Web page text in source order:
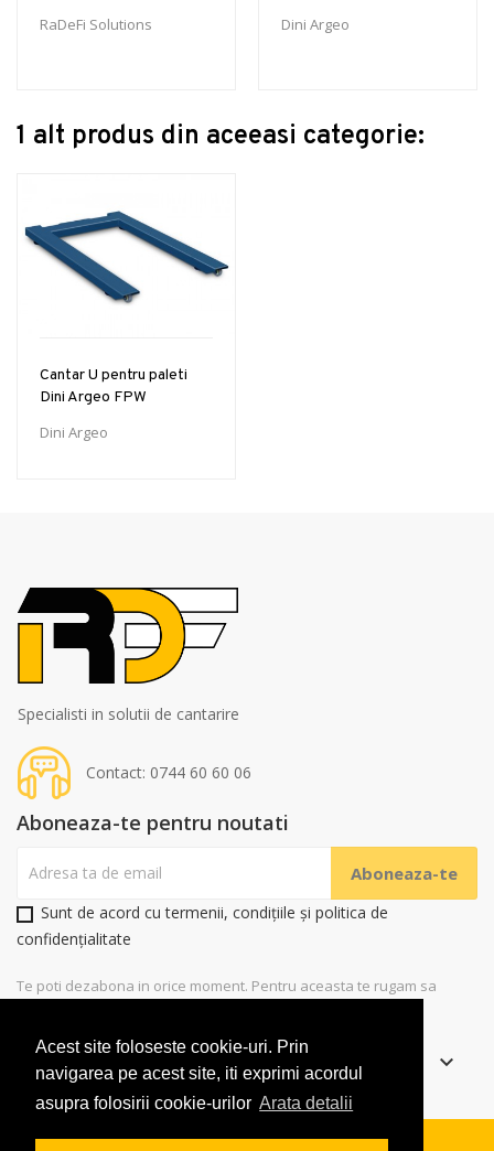
Acest site foloseste cookie-uri. Prin
navigarea pe acest site, iti exprimi acordul
asupra folosirii cookie-urilor Arata detalii
RaDeFi Solutions Dini Argeo
1 alt produs din aceeasi categorie:
Cantar U pentru paleti
Dini Argeo FPW
Dini Argeo
Specialisti in solutii de cantarire
Contact: 0744 60 60 06
Aboneaza-te pentru noutati
Sunt de acord cu termenii, condițiile și politica de
confidențialitate
Te poti dezabona in orice moment. Pentru aceasta te rugam sa
Informatii keyboard_arrow_down